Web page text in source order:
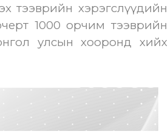
тээврийн хэрэгслүүдийн
1000 орчим тээврийн
улсын хооронд хийх